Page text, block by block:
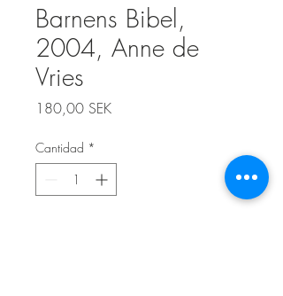
Barnens Bibel,
2004, Anne de
Vries
180,00 SEKPrecio
Cantidad *